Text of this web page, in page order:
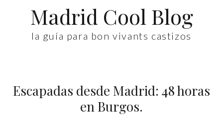
Madrid Cool Blog
la guía para bon vivants castizos
Escapadas desde Madrid: 48 horas
en Burgos.